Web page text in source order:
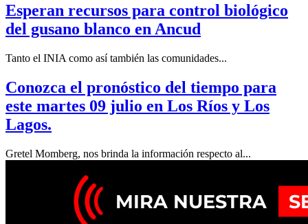
Esperan recursos para control biológico
del gusano blanco en Ancud
Tanto el INIA como así también las comunidades...
Conozca el pronóstico del tiempo para
este martes 09 julio en Los Ríos y Los
Lagos.
Gretel Momberg, nos brinda la información respecto al...